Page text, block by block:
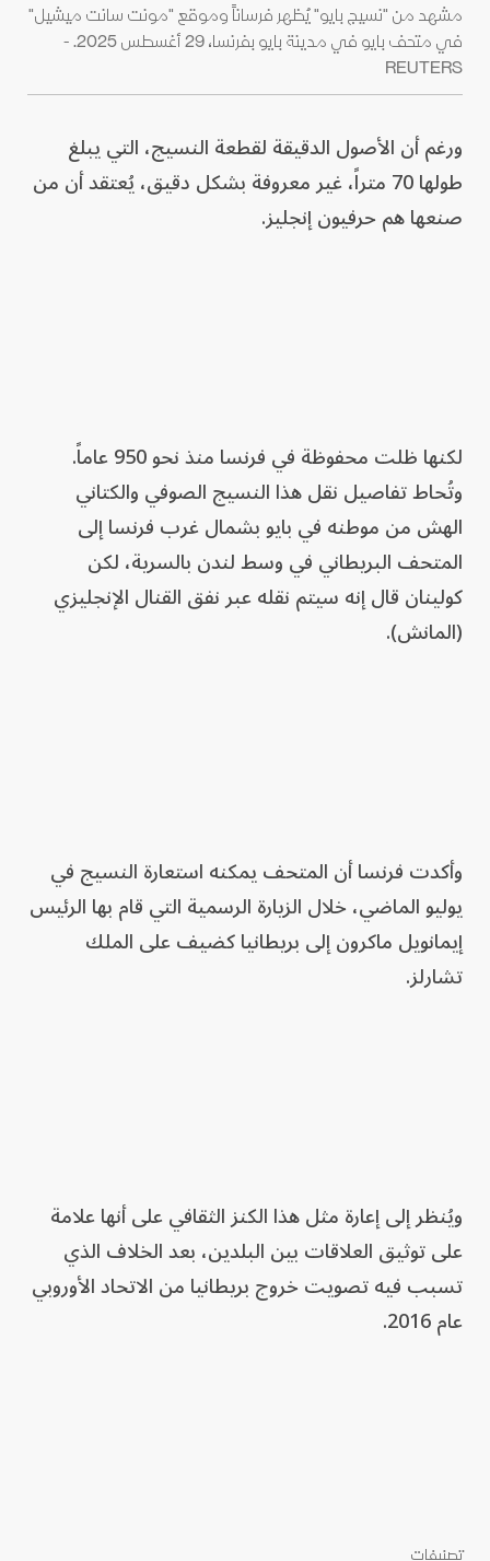
مشهد من "نسيج بايو" يُظهر فرساناً وموقع "مونت سانت ميشيل"
في متحف بايو في مدينة بايو بفرنسا، 29 أغسطس 2025. -
REUTERS
ورغم أن الأصول الدقيقة لقطعة النسيج، التي يبلغ
طولها 70 متراً، غير معروفة بشكل دقيق، يُعتقد أن من
صنعها هم حرفيون إنجليز.
لكنها ظلت ‌محفوظة في فرنسا منذ نحو 950 عاماً.
وتُحاط تفاصيل نقل هذا النسيج الصوفي والكتاني
الهش من موطنه في بايو بشمال غرب فرنسا إلى
المتحف البريطاني في ‌وسط لندن بالسرية، لكن
كولينان قال إنه سيتم نقله عبر نفق القنال الإنجليزي
(المانش).
وأكدت فرنسا أن المتحف يمكنه استعارة النسيج ‌في
يوليو الماضي، خلال الزيارة الرسمية التي قام بها الرئيس
إيمانويل ماكرون إلى بريطانيا كضيف على الملك
تشارلز.
ويُنظر إلى إعارة مثل هذا الكنز الثقافي على أنها علامة
على توثيق العلاقات بين البلدين، بعد الخلاف الذي
تسبب فيه تصويت خروج بريطانيا من الاتحاد الأوروبي
‌عام 2016.
تصنيفات